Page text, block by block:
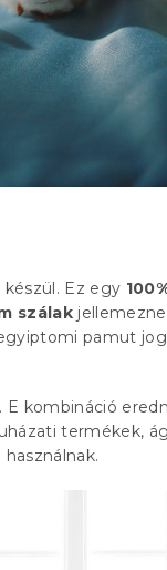
Ez egy
szálak
pamut
kombináció
termékek,